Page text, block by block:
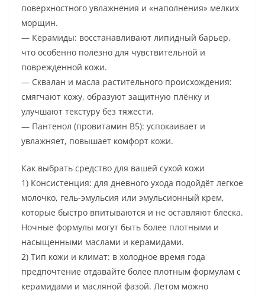
поверхностного увлажнения и «наполнения» мелких
морщин.
— Керамиды: восстанавливают липидный барьер,
что особенно полезно для чувствительной и
поврежденной кожи.
— Сквалан и масла растительного происхождения:
смягчают кожу, образуют защитную плёнку и
улучшают текстуру без тяжести.
— Пантенол (провитамин B5): успокаивает и
увлажняет, повышает комфорт кожи.
Как выбрать средство для вашей сухой кожи
1) Консистенция: для дневного ухода подойдёт легкое
молочко, гель-эмульсия или эмульсионный крем,
которые быстро впитываются и не оставляют блеска.
Ночные формулы могут быть более плотными и
насыщенными маслами и керамидами.
2) Тип кожи и климат: в холодное время года
предпочтение отдавайте более плотным формулам с
керамидами и масляной фазой. Летом можно